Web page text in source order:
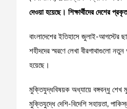
দেওয়া হয়েছে। শিক্ষার্থীদের দেশের
বাংলাদেশের ইতিহাসে জুলাই-আগস্টের
শহীদদের স্মরণে লেখা বীরগাথাগুলো
হয়েছে।
মুক্তিযুদ্ধবিষয়ক অধ্যায়ে বঙ্গবন্ধু শেখ
মুক্তিযুদ্ধে দেশি-বিদেশি সহায়তা,